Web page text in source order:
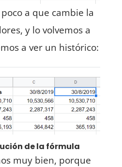
a que cambie la
y lo volvemos a
a ver un histórico:
de la fórmula
muy bien, porque